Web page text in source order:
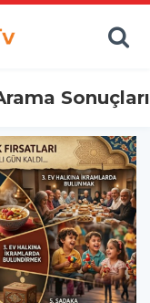
Sonuçları